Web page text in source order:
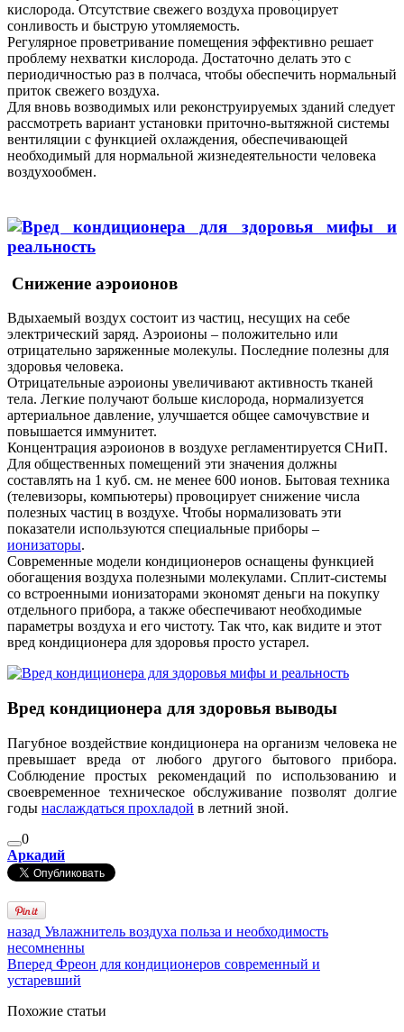
кислорода. Отсутствие свежего воздуха провоцирует
сонливость и быструю утомляемость.
Регулярное проветривание помещения эффективно решает
проблему нехватки кислорода. Достаточно делать это с
периодичностью раз в полчаса, чтобы обеспечить нормальный
приток свежего воздуха.
Для вновь возводимых или реконструируемых зданий следует
рассмотреть вариант установки приточно-вытяжной системы
вентиляции с функцией охлаждения, обеспечивающей
необходимый для нормальной жизнедеятельности человека
воздухообмен.
Снижение аэроионов
Вдыхаемый воздух состоит из частиц, несущих на себе
электрический заряд. Аэроионы – положительно или
отрицательно заряженные молекулы. Последние полезны для
здоровья человека.
Отрицательные аэроионы увеличивают активность тканей
тела. Легкие получают больше кислорода, нормализуется
артериальное давление, улучшается общее самочувствие и
повышается иммунитет.
Концентрация аэроионов в воздухе регламентируется СНиП.
Для общественных помещений эти значения должны
составлять на 1 куб. см. не менее 600 ионов. Бытовая техника
(телевизоры, компьютеры) провоцирует снижение числа
полезных частиц в воздухе. Чтобы нормализовать эти
показатели используются специальные приборы –
ионизаторы.
Современные модели кондиционеров оснащены функцией
обогащения воздуха полезными молекулами. Сплит-системы
со встроенными ионизаторами экономят деньги на покупку
отдельного прибора, а также обеспечивают необходимые
параметры воздуха и его чистоту. Так что, как видите и этот
вред кондиционера для здоровья просто устарел.
Вред кондиционера для здоровья выводы
Пагубное воздействие кондиционера на организм человека не
превышает вреда от любого другого бытового прибора.
Соблюдение простых рекомендаций по использованию и
своевременное техническое обслуживание позволят долгие
годы наслаждаться прохладой в летний зной.
0
Аркадий
назад Увлажнитель воздуха польза и необходимость
несомненны
Вперед Фреон для кондиционеров современный и
устаревший
Похожие статьи